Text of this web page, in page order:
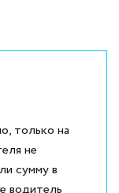
только на
не
сумму в